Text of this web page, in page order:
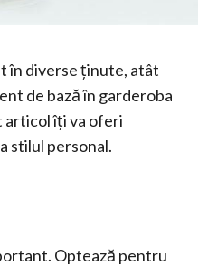
în diverse ținute, atât
de bază în garderoba
articol îți va oferi
stilul personal.
Optează pentru